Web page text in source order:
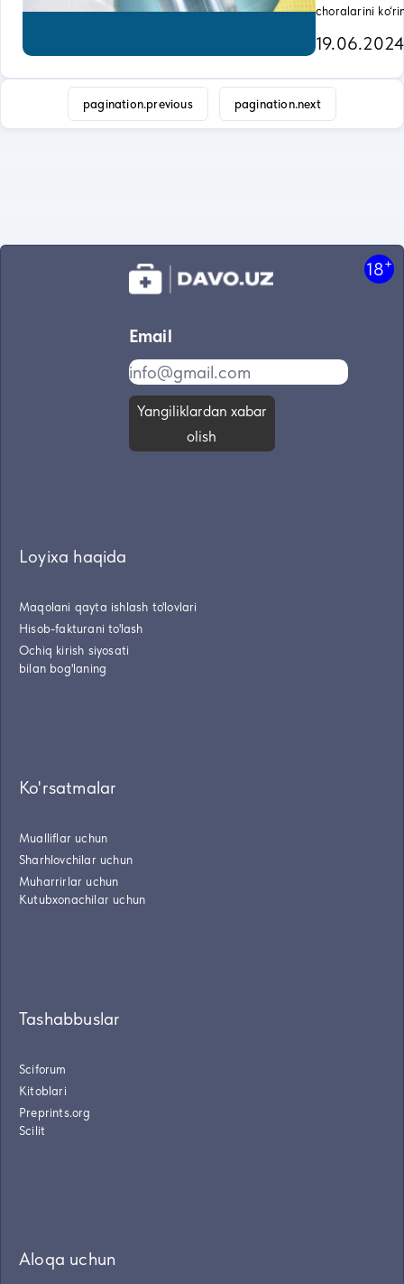
choralarini
19.06.2024
pagination.previous pagination.next
18+
Email
Yangiliklardan xabar
olish
Loyixa haqida
Maqolani qayta ishlash to'lovlari
Hisob-fakturani to'lash
Ochiq kirish siyosati
bilan bog'laning
Ko'rsatmalar
Mualliflar uchun
Sharhlovchilar uchun
Muharrirlar uchun
Kutubxonachilar uchun
Tashabbuslar
Sciforum
Kitoblari
Preprints.org
Scilit
Aloqa uchun